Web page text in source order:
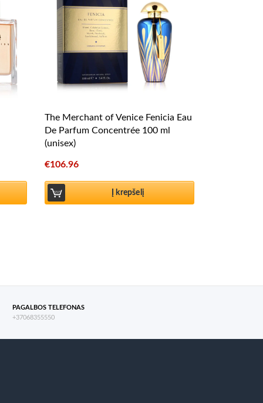
The Merchant of Venice Fenicia Eau
De Parfum Concentrée 100 ml
(unisex)
€106.96
Į krepšelį
PAGALBOS TELEFONAS
+37068355550